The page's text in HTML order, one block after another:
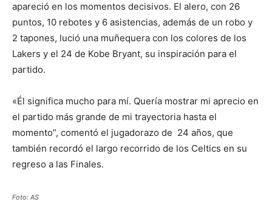
apareció en los momentos decisivos. El alero, con 26
puntos, 10 rebotes y 6 asistencias, además de un robo y
2 tapones, lució una muñequera con los colores de los
Lakers y el 24 de Kobe Bryant, su inspiración para el
partido.
«Él significa mucho para mí. Quería mostrar mi aprecio en
el partido más grande de mi trayectoria hasta el
momento”, comentó el jugadorazo de 24 años, que
también recordó el largo recorrido de los Celtics en su
regreso a las Finales.
Foto: AS